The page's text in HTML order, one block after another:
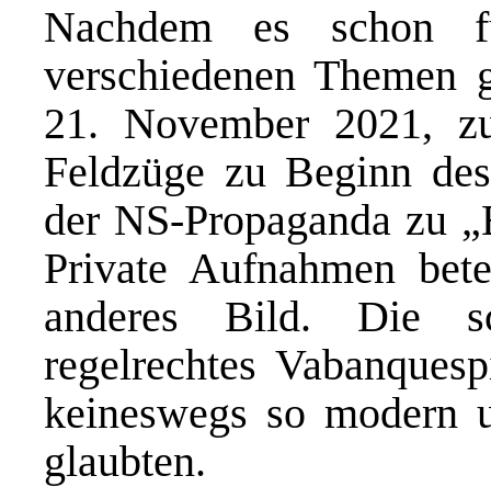
Nachdem es schon
verschiedenen Themen
21. November 2021,
Feldzüge zu Beginn
der NS-Propaganda zu
Private Aufnahmen
anderes Bild. Die
regelrechtes
keineswegs so modern
glaubten.